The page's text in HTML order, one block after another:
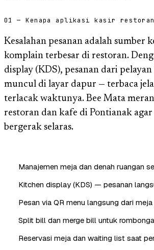
01 — Kenapa aplikasi kasir restoran
Kesalahan pesanan adalah sumber
komplain terbesar di restoran.
display (KDS), pesanan dari
muncul di layar dapur — terbaca
terlacak waktunya. Bee Mata
restoran dan kafe di Pontianak
bergerak selaras.
Manajemen meja dan denah ruangan
Kitchen display (KDS) — pesanan
Pesan via QR menu langsung dari
Split bill dan merge bill untuk
Reservasi meja dan waiting list saat